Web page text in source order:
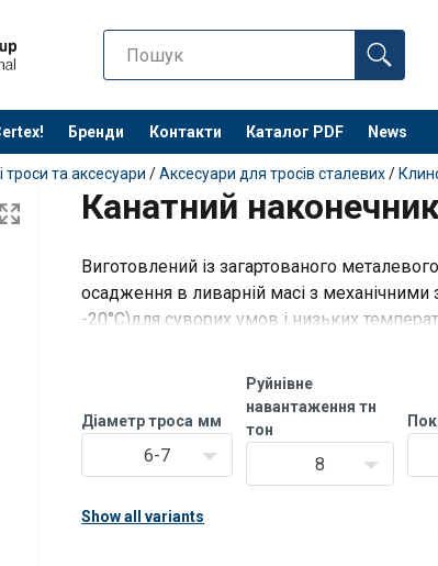
Бренди Контакти Каталог PDF News
троси та аксесуари /Аксесуари для тросів сталевих/
Канатний
Виготовлений із загартованого
осадження в ливарній масі з
-20°C)для суворих умов і низьких
Доступні 2 обробки поверхні:
Модель OSS
Діаметр троса мм
6-7
Руйнівне
навантаження тн
тон
8
Show all variants